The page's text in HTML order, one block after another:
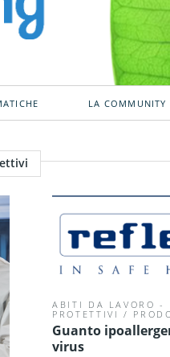
LA COMMUNITY
ABITI DA LAVORO -
PROTETTIVI /
Guanto
virus